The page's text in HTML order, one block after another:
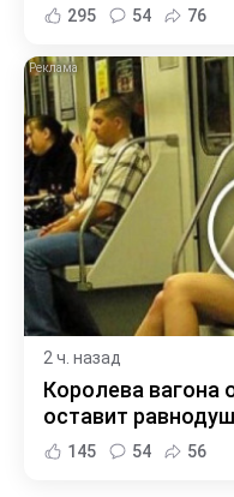
295 54 76
2 ч. назад
Королева вагона
оставит
145 54 56